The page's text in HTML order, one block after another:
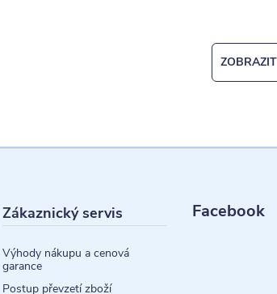
Zákaznický servis
Výhody nákupu a cenová
garance
Postup převzetí zboží
Facebook